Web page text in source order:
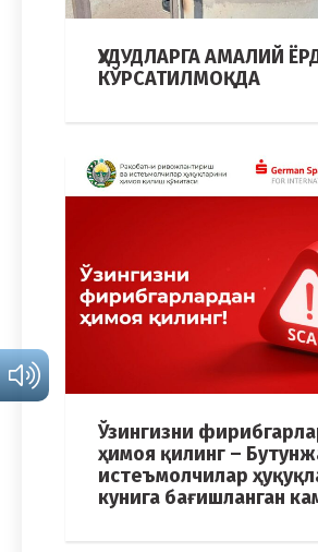
ҲУДУДЛАРГА АМАЛИЙ
КЎРСАТИЛМОҚДА
Ўзингизни
ҳимоя қилинг –
истеъмолчилар
кунига бағишланган